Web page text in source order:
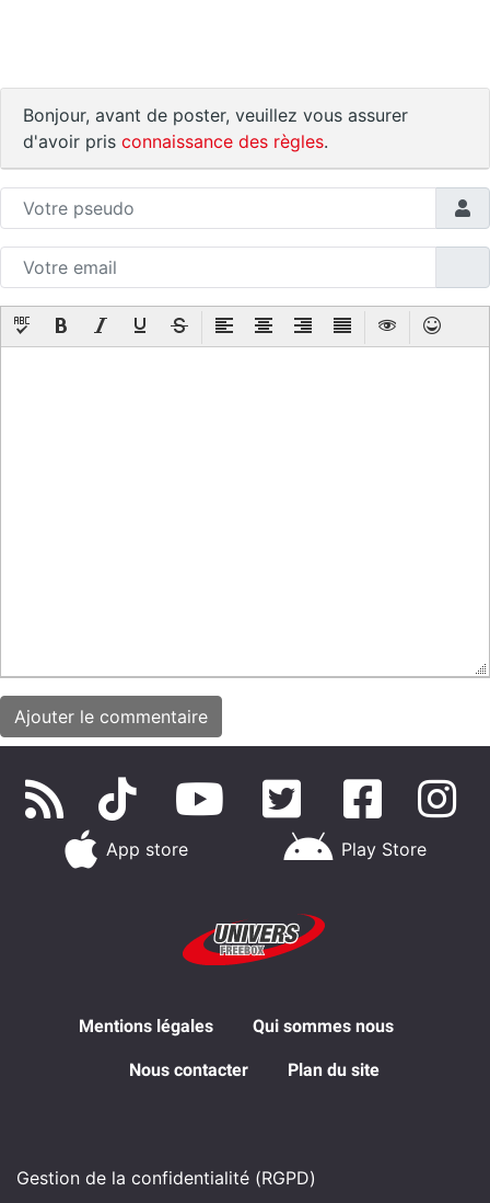
Bonjour, avant de poster, veuillez vous assurer
d'avoir pris connaissance des règles.
App store Play Store
Mentions légales Qui sommes nous
Nous contacter Plan du site
Gestion de la confidentialité (RGPD)